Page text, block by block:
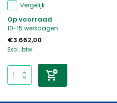
Vergelijk
Op voorraad
10-15 werkdagen
€3.662,00
Excl. btw